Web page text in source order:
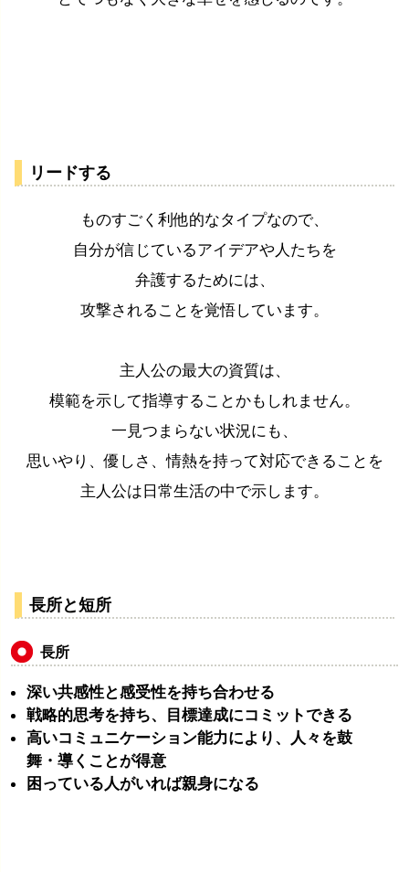
リードする
ものすごく利他的なタイプなので、
自分が信じているアイデアや人たちを
弁護するためには、
攻撃されることを覚悟しています。
主人公の最大の資質は、
模範を示して指導することかもしれません。
一見つまらない状況にも、
思いやり、優しさ、情熱を持って対応できることを
主人公は日常生活の中で示します。
長所と短所
長所
深い共感性と感受性を持ち合わせる
戦略的思考を持ち、目標達成にコミットできる
高いコミュニケーション能力により、人々を鼓
舞・導くことが得意
困っている人がいれば親身になる